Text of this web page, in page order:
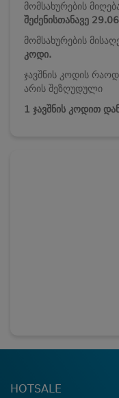
მომსახურების
შეძენისთანავე
მომსახურების
კოდი.
ჯავშნის კოდის
არის შეზღუდული
1 ჯავშნის კოდით
HOTSALE